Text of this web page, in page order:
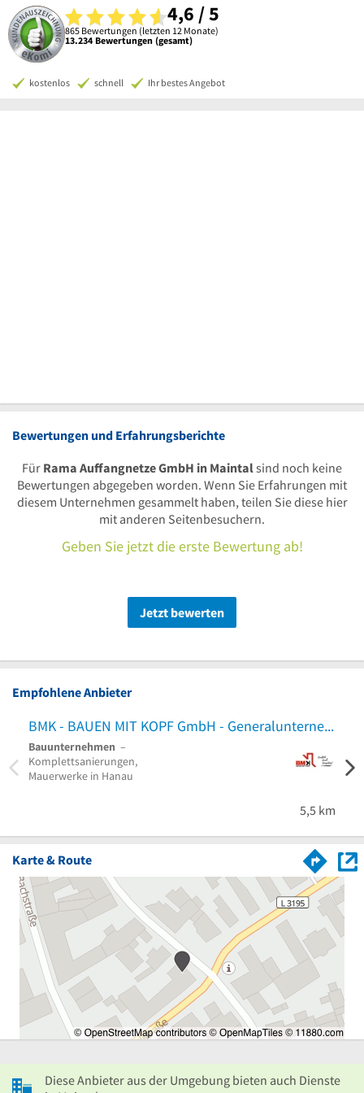
4,6 / 5
865 Bewertungen (letzten 12 Monate)
13.234 Bewertungen (gesamt)
kostenlos schnell Ihr bestes Angebot
Bewertungen und Erfahrungsberichte
Für Rama Auffangnetze GmbH in Maintal sind noch keine
Bewertungen abgegeben worden. Wenn Sie Erfahrungen mit
diesem Unternehmen gesammelt haben, teilen Sie diese hier
mit anderen Seitenbesuchern.
Geben Sie jetzt die erste Bewertung ab!
Jetzt bewerten
Empfohlene Anbieter
BMK - BAUEN MIT KOPF GmbH - Generalunternehmer
Bauunternehmen –
Komplettsanierungen,
Mauerwerke in Hanau
5,5 km
Karte & Route
Diese Anbieter aus der Umgebung bieten auch Dienste